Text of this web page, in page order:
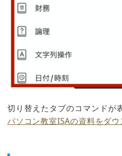
切り替えたタブのコマンドが
パソコン教室ISAの資料をダウ